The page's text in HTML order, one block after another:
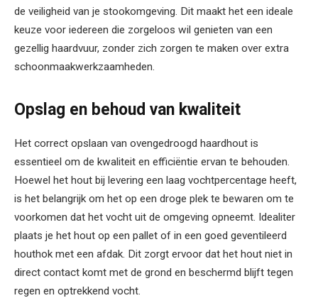
de veiligheid van je stookomgeving. Dit maakt het een ideale
keuze voor iedereen die zorgeloos wil genieten van een
gezellig haardvuur, zonder zich zorgen te maken over extra
schoonmaakwerkzaamheden.
Opslag en behoud van kwaliteit
Het correct opslaan van ovengedroogd haardhout is
essentieel om de kwaliteit en efficiëntie ervan te behouden.
Hoewel het hout bij levering een laag vochtpercentage heeft,
is het belangrijk om het op een droge plek te bewaren om te
voorkomen dat het vocht uit de omgeving opneemt. Idealiter
plaats je het hout op een pallet of in een goed geventileerd
houthok met een afdak. Dit zorgt ervoor dat het hout niet in
direct contact komt met de grond en beschermd blijft tegen
regen en optrekkend vocht.